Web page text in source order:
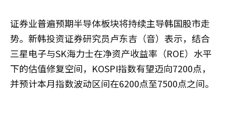
证券业普遍预期半导体板块将持续主导韩国股市走
势。新韩投资证券研究员卢东吉（音）表示，结合
三星电子与SK海力士在净资产收益率（ROE）水平
下的估值修复空间，KOSPI指数有望迈向7200点，
并预计本月指数波动区间在6200点至7500点之间。